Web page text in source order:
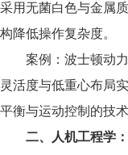
采用无菌白色与金属
构降低操作复杂度。
案例：波士顿动
灵活度与低重心布局
平衡与运动控制的技术
二、人机工程学